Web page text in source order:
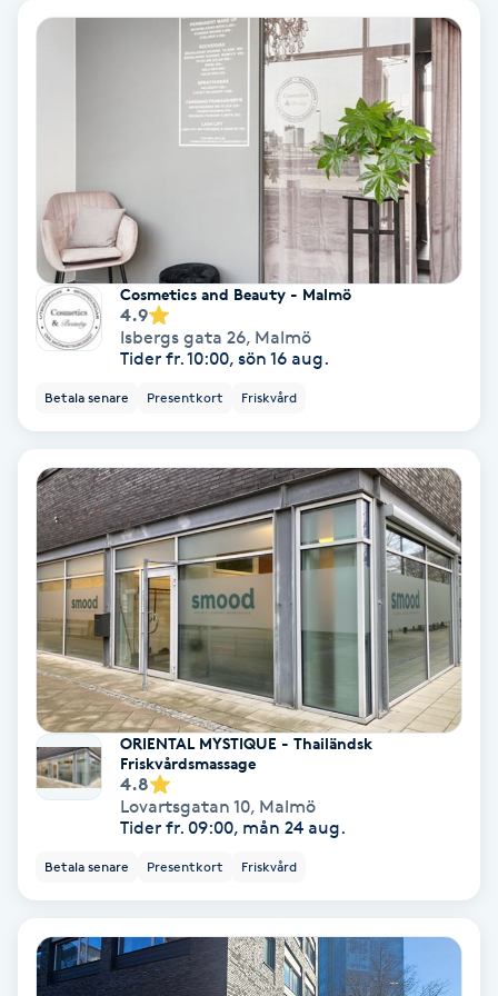
Ansiktsbehandling djuprengörande
Bambumassage
Barber
Barnklippning
Blowout
Bottenfärg
Brynformning
Brynfärgning
Brynplockning
Bröllopsuppsättning
Coachning
Cosmetics and Beauty - Malmö
4.9
Isbergs gata 26, Malmö
Tider fr. 10:00, sön 16 aug.
Betala senare Presentkort Friskvård
ORIENTAL MYSTIQUE - Thailändsk
Friskvårdsmassage
4.8
Lovartsgatan 10, Malmö
Tider fr. 09:00, mån 24 aug.
Betala senare Presentkort Friskvård